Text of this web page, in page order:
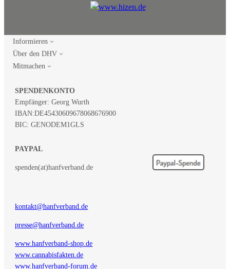
Informieren
Über den DHV
Mitmachen
SPENDENKONTO
Empfänger: Georg Wurth
IBAN:DE45430609678068676900
BIC: GENODEM1GLS
PAYPAL
spenden(at)hanfverband.de
kontakt@hanfverband.de
presse@hanfverband.de
www.hanfverband-shop.de
www.cannabisfakten.de
www.hanfverband-forum.de